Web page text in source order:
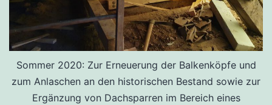
Sommer 2020: Zur Erneuerung der Balkenköpfe und
zum Anlaschen an den historischen Bestand sowie zur
Ergänzung von Dachsparren im Bereich eines